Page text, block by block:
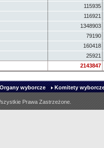
115935
116921
1348903
79190
160418
25921
2143847
Organy wyborcze Komitety
Prawa Zastrzeżone.